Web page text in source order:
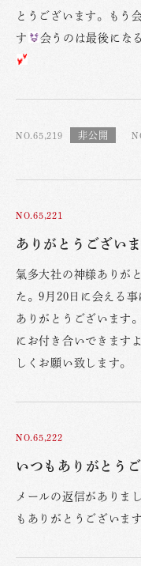
とうございます。もう
す
会うのは最後にな
NO.65,219
NO.65,221
ありがとうござい
氣多大社の神様ありが
た。9月20日に会える
ありがとうございます
にお付き合いできます
しくお願い致します。
NO.65,222
いつもありがとう
メールの返信がありま
もありがとうございます